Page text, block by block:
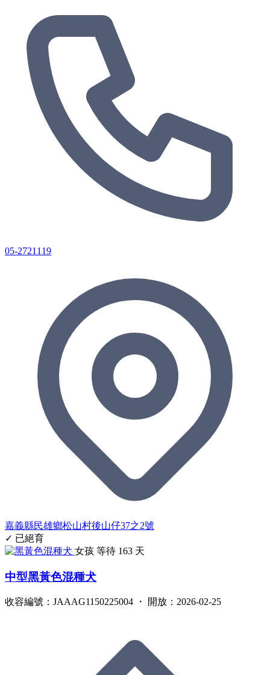
05-2721119
嘉義縣民雄鄉松山村後山仔37之2號
✓ 已絕育
女孩 等待 163 天
中型黑黃色混種犬
收容編號：JAAAG1150225004 ・ 開放：2026-02-25